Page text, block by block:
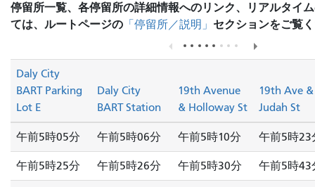
停留所一覧、各停留所の詳細情報へのリンク、リアルタイ
ては、ルートページの 「停留所／説明」 セクションをご覧
Daly City
BART Parking
Lot E
Daly City
BART Station
19th Avenue
& Holloway St
19th Ave &
Judah St
午前5時05分 午前5時06分 午前5時10分 午前5時23
午前5時25分 午前5時26分 午前5時30分 午前5時43